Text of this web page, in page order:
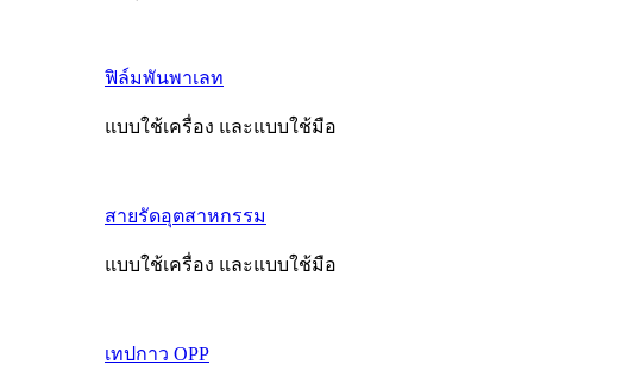
ฟิล์มพันพาเลท
แบบใช้เครื่อง และแบบใช้มือ
สายรัดอุตสาหกรรม
แบบใช้เครื่อง และแบบใช้มือ
เทปกาว OPP